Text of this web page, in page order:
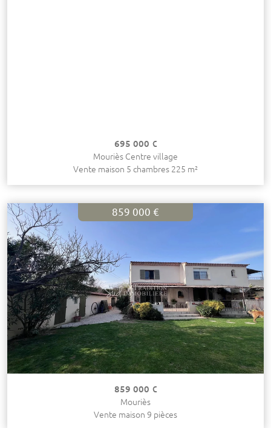
695 000 €
Mouriès Centre village
Vente maison 5 chambres 225 m²
859 000 €
859 000 €
Mouriès
Vente maison 9 pièces